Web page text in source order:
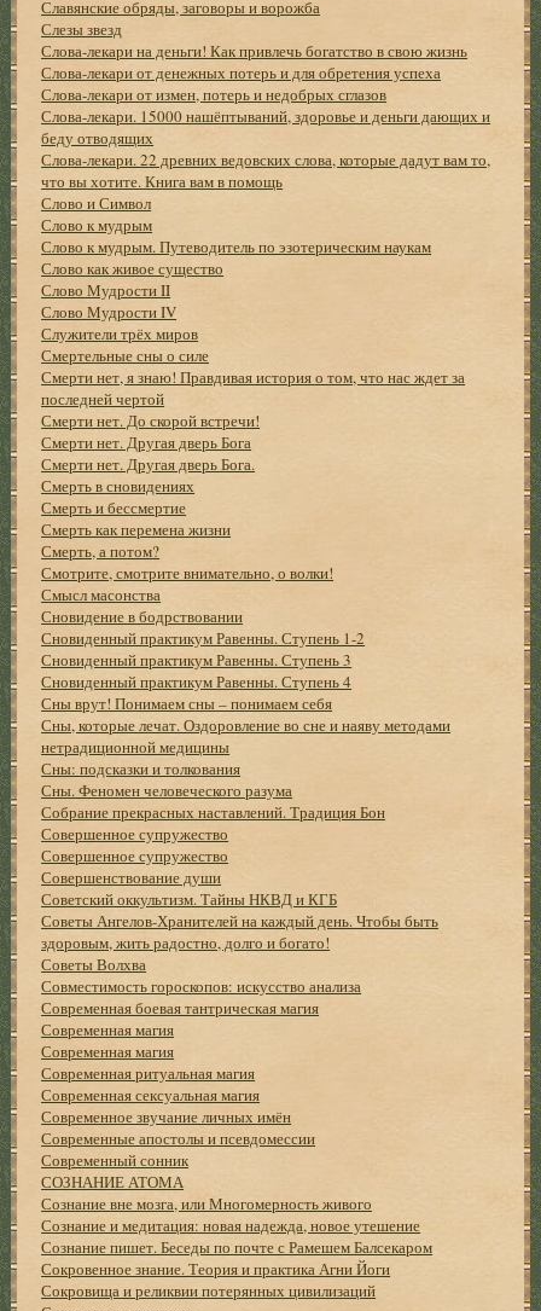
Славянские обряды, заговоры и ворожба
Слезы звезд
Слова-лекари на деньги! Как привлечь богатство в свою жизнь
Слова-лекари от денежных потерь и для обретения успеха
Слова-лекари от измен, потерь и недобрых сглазов
Слова-лекари. 15000 нашёптываний, здоровье и деньги дающих и
беду отводящих
Слова-лекари. 22 древних ведовских слова, которые дадут вам то,
что вы хотите. Книга вам в помощь
Слово и Символ
Слово к мудрым
Слово к мудрым. Путеводитель по эзотерическим наукам
Слово как живое существо
Слово Мудрости II
Слово Мудрости IV
Служители трёх миров
Смертельные сны о силе
Смерти нет, я знаю! Правдивая история о том, что нас ждет за
последней чертой
Смерти нет. До скорой встречи!
Смерти нет. Другая дверь Бога
Смерти нет. Другая дверь Бога.
Смерть в сновидениях
Смерть и бессмертие
Смерть как перемена жизни
Смерть, а потом?
Смотрите, смотрите внимательно, о волки!
Смысл масонства
Сновидение в бодрствовании
Сновиденный практикум Равенны. Ступень 1-2
Сновиденный практикум Равенны. Ступень 3
Сновиденный практикум Равенны. Ступень 4
Сны врут! Понимаем сны – понимаем себя
Сны, которые лечат. Оздоровление во сне и наяву методами
нетрадиционной медицины
Сны: подсказки и толкования
Сны. Феномен человеческого разума
Собрание прекрасных наставлений. Традиция Бон
Совершенное супружество
Совершенное супружество
Совершенствование души
Советский оккультизм. Тайны НКВД и КГБ
Советы Ангелов-Хранителей на каждый день. Чтобы быть
здоровым, жить радостно, долго и богато!
Советы Волхва
Совместимость гороскопов: искусство анализа
Современная боевая тантрическая магия
Современная магия
Современная магия
Современная ритуальная магия
Современная сексуальная магия
Современное звучание личных имён
Современные апостолы и псевдомессии
Современный сонник
СОЗНАНИЕ АТОМА
Сознание вне мозга, или Многомерность живого
Сознание и медитация: новая надежда, новое утешение
Сознание пишет. Беседы по почте с Рамешем Балсекаром
Сокровенное знание. Теория и практика Агни Йоги
Сокровища и реликвии потерянных цивилизаций